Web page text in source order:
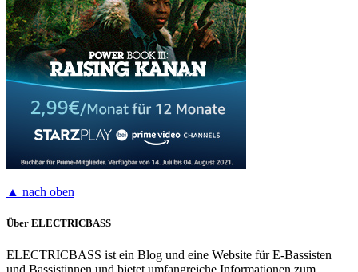
▲ nach oben
Über ELECTRICBASS
ELECTRICBASS ist ein Blog und eine Website für E-Bassisten
und Bassistinnen und bietet umfangreiche Informationen zum